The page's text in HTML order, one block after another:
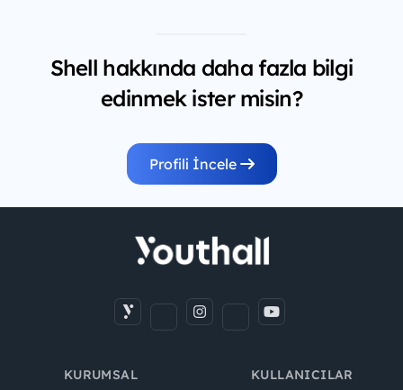
Shell hakkında daha fazla bilgi
edinmek ister misin?
Profili İncele
KURUMSAL KULLANICILAR